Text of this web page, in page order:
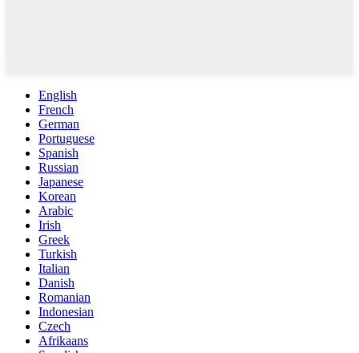
English
French
German
Portuguese
Spanish
Russian
Japanese
Korean
Arabic
Irish
Greek
Turkish
Italian
Danish
Romanian
Indonesian
Czech
Afrikaans